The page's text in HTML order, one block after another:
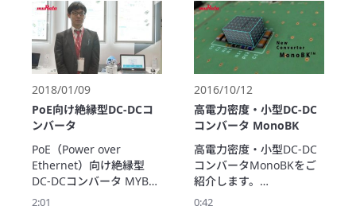
2018/01/09
PoE向け絶縁型DC-DCコ
ンバータ
PoE（Power over
Ethernet）向け絶縁型
DC-DCコンバータ MYBSP
シリーズは、Ethernetケ
2:01
2016/10/12
高電力密度・小型DC-DC
コンバータ MonoBK
高電力密度・小型DC-DC
コンバータMonoBKをご
紹介します。
スモールセルなどの通信
0:42